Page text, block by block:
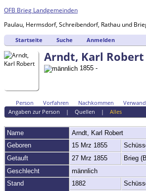
OFB Brieg Landgemeinden
Paulau, Hermsdorf, Schreibendorf, Rathau und
Startseite Suche Anmelden
Arndt, Karl Robert
1855 -
Person Vorfahren Nachkommen
Angaben zur Person | Quellen | Alles
Name Arndt Karl Robert
Geboren
15 Mrz 1855
Getauft
27 Mrz 1855 Brieg
Geschlecht
männlich
Stand
1882